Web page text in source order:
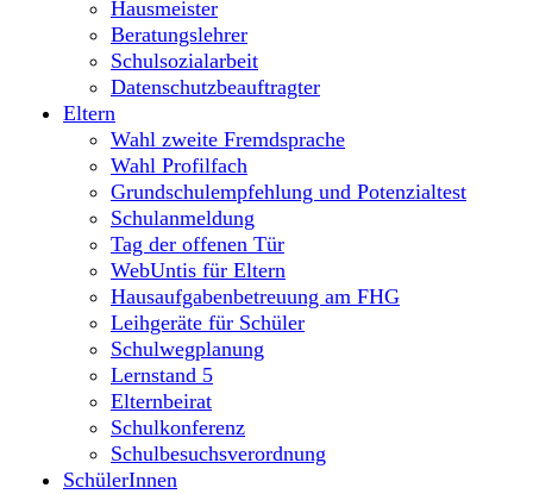
Hausmeister
Beratungslehrer
Schulsozialarbeit
Datenschutzbeauftragter
Eltern
Wahl zweite Fremdsprache
Wahl Profilfach
Grundschulempfehlung und Potenzialtest
Schulanmeldung
Tag der offenen Tür
WebUntis für Eltern
Hausaufgabenbetreuung am FHG
Leihgeräte für Schüler
Schulwegplanung
Lernstand 5
Elternbeirat
Schulkonferenz
Schulbesuchsverordnung
SchülerInnen